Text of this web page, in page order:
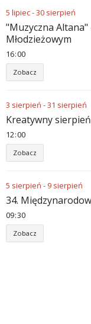
5 lipiec-30 sierpień
"Muzyczna
Młodzieżowym
16:00
Zobacz
3 sierpień -31 sierpień
Kreatywny
12:00
Zobacz
5 sierpień - 9 sierpień
34.
09:30
Zobacz